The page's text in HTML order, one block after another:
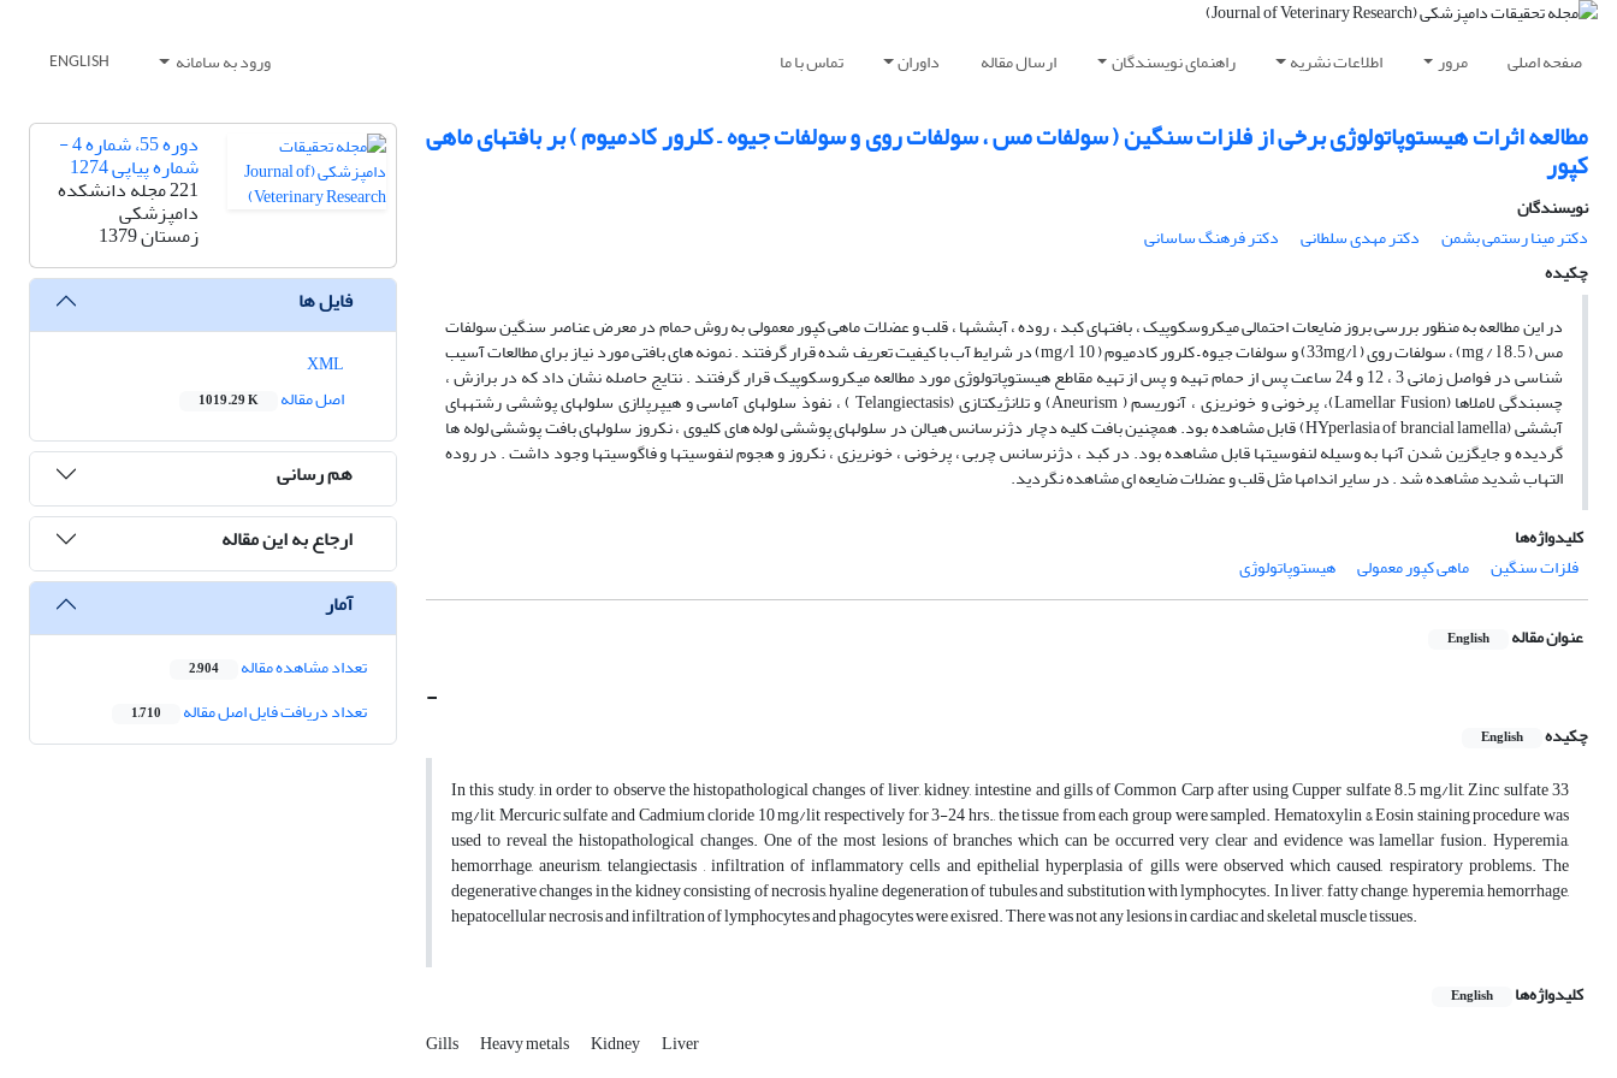
صفحه اصلی مرور اطلاعات نشریه راهنمای نویسندگان ارسال مقاله داوران تماس با ما ورود به سامانه ENGLISH
مطالعه اثرات هیستوپاتولوژی برخی از فلزات سنگین ( سولفات مس ، سولفات روی و سولفات جیوه – کلرور کادمیوم ) بر بافتهای ماهی
کپور
نویسندگان
دکتر مینا رستمی بشمن
دکتر مهدی سلطانی
دکتر فرهنگ ساسانی
چکیده
در این مطالعه به منظور بررسی بروز ضایعات احتمالی میکروسکوپیک ، بافتهای کبد ، روده ، آبششها ، قلب و عضلات ماهی کپور معمولی به روش حمام در معرض عناصر سنگین سولفات
مس ( 8.5 mg / l) ، سولفات روی ( 33mg/l) و سولفات جیوه – کلرور کادمیوم ( 10 mg/l) در شرایط آب با کیفیت تعریف شده قرار گرفتند . نمونه های بافتی مورد نیاز برای مطالعات آسیب
شناسی در فواصل زمانی 3 ، 12 و 24 ساعت پس از حمام تهیه و پس از تهیه مقاطع هیستوپاتولوژی مورد مطالعه میکروسکوپیک قرار گرفتند . نتایج حاصله نشان داد که در برازش ،
چسبندگی لاملاها (Lamellar Fusion)، پرخونی و خونریزی ، آنوریسم ( Aneurism) و تلانژیکتازی (Telangiectasis ) ، نفوذ سلولهای آماسی و هیپرپلازی سلولهای پوششی رشتههای
آبششی (HYperlasia of brancial lamella) قابل مشاهده بود. همچنین بافت کلیه دچار دژنرسانس هیالن در سلولهای پوششی لوله های کلیوی ، نکروز سلولهای بافت پوششی لوله ها
گردیده و جایگزین شدن آنها به وسیله لنفوسیتها قابل مشاهده بود. در کبد ، دژنرسانس چربی ، پرخونی ، خونریزی ، نکروز و هجوم لنفوسیتها و فاگوسیتها وجود داشت . در روده
التهاب شدید مشاهده شد . در سایر اندامها مثل قلب و عضلات ضایعه ای مشاهده نگردید.
کلیدواژه‌ها
فلزات سنگین
ماهی کپور معمولی هیستوپاتولوژی
عنوان مقاله English
-
چکیده English
In this study, in order to observe the histopathological changes of liver, kidney, intestine and gills of Common Carp after using Cupper sulfate 8.5 mg/lit, Zinc sulfate 33
mg/lit, Mercuric sulfate and Cadmium cloride 10 mg/lit respectively for 3-24 hrs., the tissue from each group were sampled. Hematoxylin & Eosin staining procedure was
used to reveal the histopathological changes. One of the most lesions of branches which can be occurred very clear and evidence was lamellar fusion. Hyperemia,
hemorrhage, aneurism, telangiectasis , infiltration of inflammatory cells and epithelial hyperplasia of gills were observed which caused, respiratory problems. The
degenerative changes in the kidney consisting of necrosis, hyaline degeneration of tubules and substitution with lymphocytes. In liver, fatty change, hyperemia, hemorrhage,
hepatocellular necrosis and infiltration of lymphocytes and phagocytes were exisred. There was not any lesions in cardiac and skeletal muscle tissues.
کلیدواژه‌ها English
Gills Heavy metals Kidney Liver
دوره 55، شماره 4 -
شماره پیاپی 1274
221 مجله دانشکده
دامپزشکی
زمستان 1379
فایل ها
اصل مقاله
1019.29 K
هم رسانی
ارجاع به این مقاله
آمار
تعداد مشاهده مقاله 2,904
تعداد دریافت فایل اصل مقاله 1,710